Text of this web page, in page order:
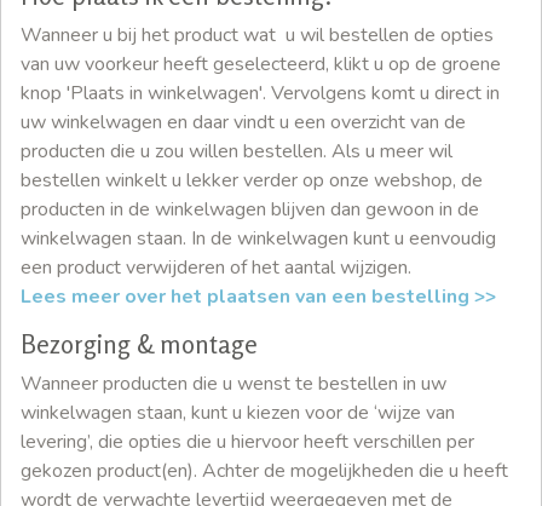
Wanneer u bij het product wat u wil bestellen de opties
van uw voorkeur heeft geselecteerd, klikt u op de groene
knop 'Plaats in winkelwagen'. Vervolgens komt u direct in
uw winkelwagen en daar vindt u een overzicht van de
producten die u zou willen bestellen. Als u meer wil
bestellen winkelt u lekker verder op onze webshop, de
producten in de winkelwagen blijven dan gewoon in de
winkelwagen staan. In de winkelwagen kunt u eenvoudig
een product verwijderen of het aantal wijzigen.
Lees meer over het plaatsen van een bestelling >>
Bezorging & montage
Wanneer producten die u wenst te bestellen in uw
winkelwagen staan, kunt u kiezen voor de ‘wijze van
levering’, die opties die u hiervoor heeft verschillen per
gekozen product(en). Achter de mogelijkheden die u heeft
wordt de verwachte levertijd weergegeven met de